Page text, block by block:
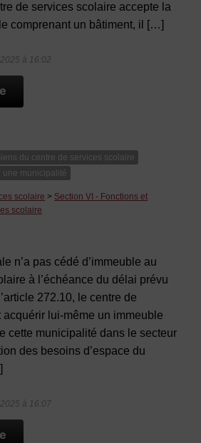
de services scolaire accepte la
comprenant un bâtiment, il […]
à 16:02
du centre de services scolaire
une municipalité
scolaire > Section VI - Fonctions et
scolaire
n’a pas cédé d’immeuble au
à l’échéance du délai prévu
272.10, le centre de
lui-même un immeuble
cette municipalité dans le secteur
des besoins d’espace du
à 16:07